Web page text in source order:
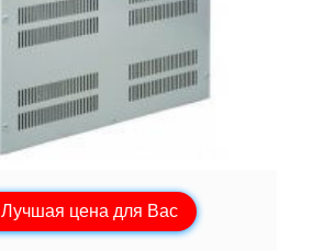
Лучшая цена для Вас